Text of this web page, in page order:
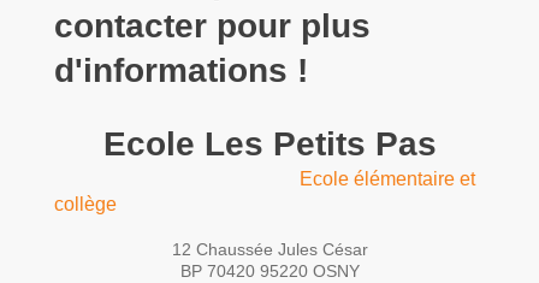
contacter pour plus
d'informations !
Ecole Les Petits Pas
Ecole élémentaire et
collège
12 Chaussée Jules César
BP 70420 95220 OSNY